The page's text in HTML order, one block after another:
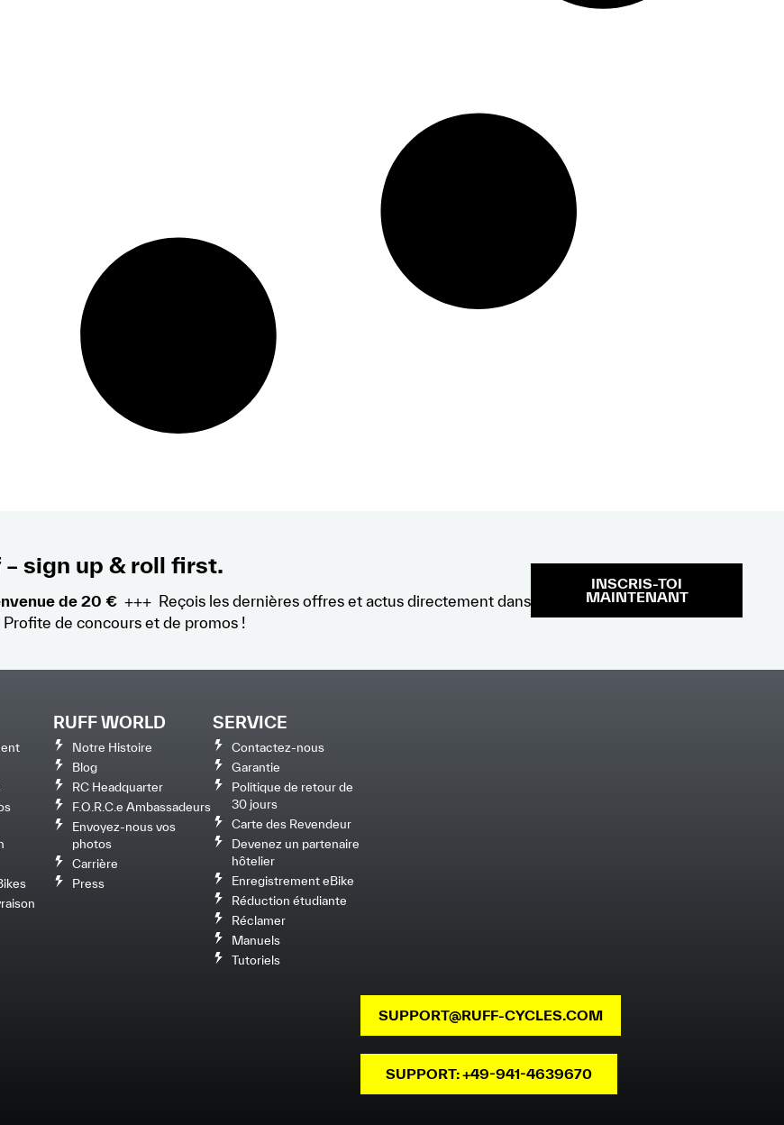
sign up & roll first.
de 20 €+++ Reçois les dernières offres et actus directement dans
de concours et de promos !
INSCRIS-TOI
MAINTENANT
RUFF WORLD
Notre Histoire
Blog
RC Headquarter
F.O.R.C.e Ambassadeurs
Envoyez-nous vos
photos
Carrière
Press
SERVICE
Contactez-nous
Garantie
Politique de retour de
30 jours
Carte des Revendeur
Devenez un partenaire
hôtelier
Enregistrement eBike
Réduction étudiante
Réclamer
Manuels
Tutoriels
SUPPORT@RUFF-CYCLES.COM
SUPPORT: +49-941-4639670